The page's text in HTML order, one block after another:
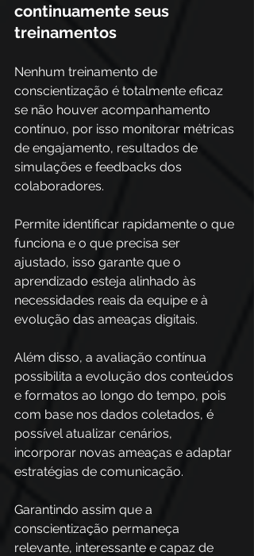
continuamente seus
treinamentos
Nenhum treinamento de
conscientização é totalmente eficaz
se não houver acompanhamento
contínuo, por isso monitorar métricas
de engajamento, resultados de
simulações e feedbacks dos
colaboradores.
Permite identificar rapidamente o que
funciona e o que precisa ser
ajustado, isso garante que o
aprendizado esteja alinhado às
necessidades reais da equipe e à
evolução das ameaças digitais.
Além disso, a avaliação contínua
possibilita a evolução dos conteúdos
e formatos ao longo do tempo, pois
com base nos dados coletados, é
possível atualizar cenários,
incorporar novas ameaças e adaptar
estratégias de comunicação.
Garantindo assim que a
conscientização permaneça
relevante, interessante e capaz de